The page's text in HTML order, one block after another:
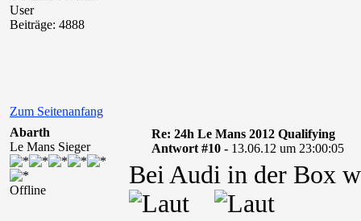
User
Beiträge: 4888
Zum Seitenanfang
Abarth
Le Mans Sieger
Offline
Re: 24h Le Mans 2012 Qualifying
Antwort #10 - 13.06.12 um 23:00:05
Bei Audi in der Box